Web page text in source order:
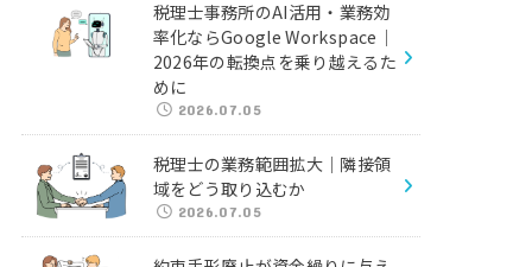
税理士事務所のAI活用・業務効
率化ならGoogle Workspace｜
2026年の転換点を乗り越えるた
めに
2026.07.05
税理士の業務範囲拡大｜隣接領
域をどう取り込むか
2026.07.05